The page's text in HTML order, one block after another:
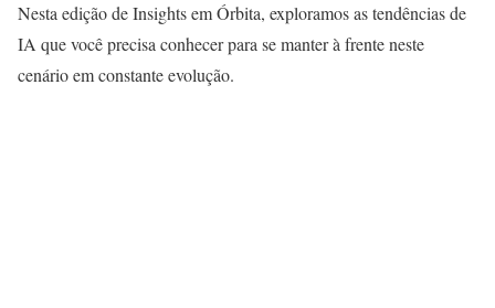
Nesta edição de Insights em Órbita, exploramos as tendências de
IA que você precisa conhecer para se manter à frente neste
cenário em constante evolução.